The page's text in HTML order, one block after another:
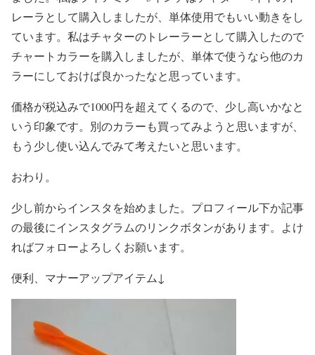
レーラとして購入しましたが、単体使用でもいい動きをし
ています。私はチャターのトレーラーとして購入したので
チャートカラーを購入しましたが、単体で使うなら他のカ
ラーにしておけば良かったなと思っています。
価格が税込みで1000円を超えてくるので、少し高いかなと
いう印象です。別のカラーも買ってみようと思いますが、
もう少し使い込んでみて考えたいと思います。
おわり。
少し前からインスタを始めました。プロフィール下か記事
の最後にインスタグラムのリンクボタンがあります。よけ
ればフォローよろしくお願います。
便利、マナーアップアイテム↓